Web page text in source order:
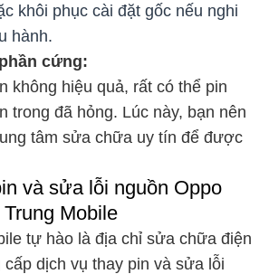
khôi phục cài đặt gốc nếu nghi
hành.
cứng:
không hiệu quả, rất có thể pin
trong đã hỏng. Lúc này, bạn nên
tâm sửa chữa uy tín để được
và sửa lỗi nguồn Oppo
Mobile
tự hào là địa chỉ sửa chữa điện
dịch vụ thay pin và sửa lỗi